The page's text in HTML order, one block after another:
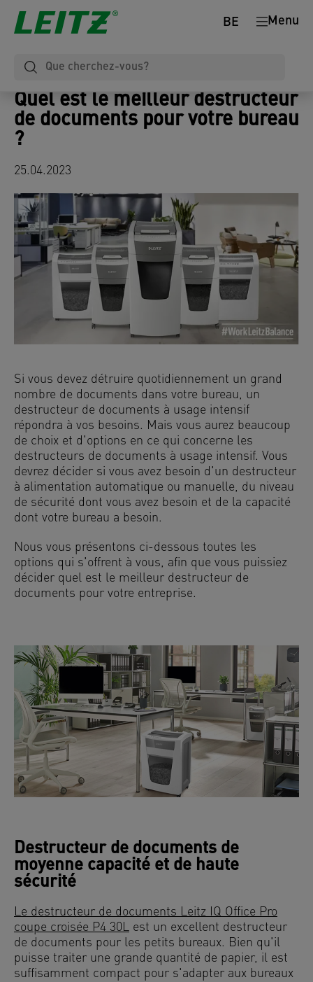
Menu
BE
Quel est le meilleur destructeur
de documents pour votre bureau
?
25.04.2023
Si vous devez détruire quotidiennement un grand
nombre de documents dans votre bureau, un
destructeur de documents à usage intensif
répondra à vos besoins. Mais vous aurez beaucoup
de choix et d'options en ce qui concerne les
destructeurs de documents à usage intensif. Vous
devrez décider si vous avez besoin d'un destructeur
à alimentation automatique ou manuelle, du niveau
de sécurité dont vous avez besoin et de la capacité
dont votre bureau a besoin.
Nous vous présentons ci-dessous toutes les
options qui s'offrent à vous, afin que vous puissiez
décider quel est le meilleur destructeur de
documents pour votre entreprise.
Destructeur de documents de
moyenne capacité et de haute
sécurité
Le destructeur de documents Leitz IQ Office Pro
coupe croisée P4 30L est un excellent destructeur
de documents pour les petits bureaux. Bien qu'il
puisse traiter une grande quantité de papier, il est
suffisamment compact pour s'adapter aux bureaux